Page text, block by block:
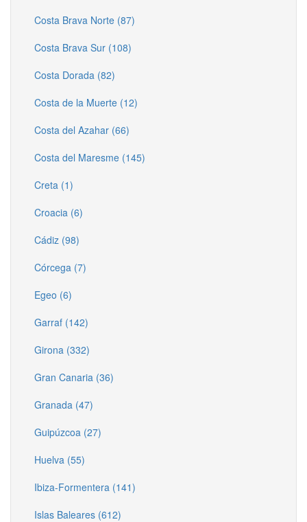
Costa Brava Norte (87)
Costa Brava Sur (108)
Costa Dorada (82)
Costa de la Muerte (12)
Costa del Azahar (66)
Costa del Maresme (145)
Creta (1)
Croacia (6)
Cádiz (98)
Córcega (7)
Egeo (6)
Garraf (142)
Girona (332)
Gran Canaria (36)
Granada (47)
Guipúzcoa (27)
Huelva (55)
Ibiza-Formentera (141)
Islas Baleares (612)